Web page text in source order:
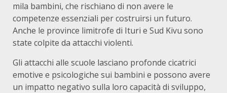
mila bambini, che rischiano di non avere le
competenze essenziali per costruirsi un futuro.
Anche le province limitrofe di Ituri e Sud Kivu sono
state colpite da attacchi violenti.
Gli attacchi alle scuole lasciano profonde cicatrici
emotive e psicologiche sui bambini e possono avere
un impatto negativo sulla loro capacità di sviluppo,